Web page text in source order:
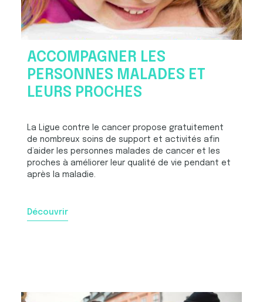
ACCOMPAGNER LES
PERSONNES MALADES ET
LEURS PROCHES
La Ligue contre le cancer propose gratuitement
de nombreux soins de support et activités afin
d’aider les personnes malades de cancer et les
proches à améliorer leur qualité de vie pendant et
après la maladie.
Découvrir